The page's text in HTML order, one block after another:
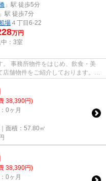
」駅 徒歩5分
」駅 徒歩7分
場 ４丁目6-22
万円
： 3室
事務所物件をはじめ、飲食・美
舗物件をご紹介しております。
38,390円)
0ヶ月
面積：57.80㎡
38,390円)
0ヶ月